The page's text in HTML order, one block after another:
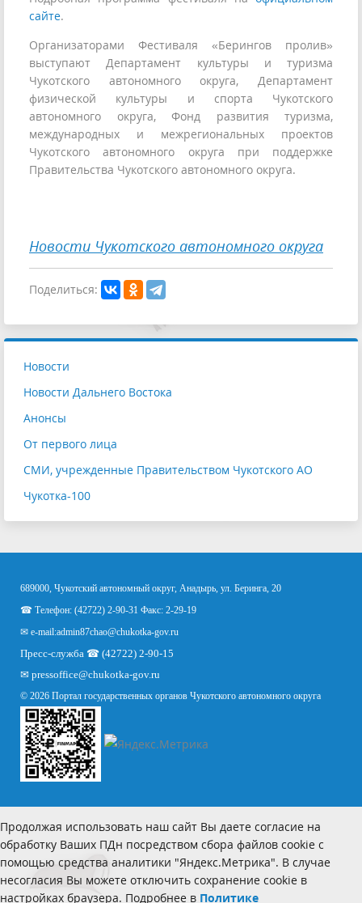
сайте.
Организаторами Фестиваля «Берингов пролив»
выступают Департамент культуры и туризма
Чукотского автономного округа, Департамент
физической культуры и спорта Чукотского
автономного округа, Фонд развития туризма,
международных и межрегиональных проектов
Чукотского автономного округа при поддержке
Правительства Чукотского автономного округа.
Новости Чукотского автономного округа
Поделиться:
Новости
Новости Дальнего Востока
Анонсы
От первого лица
СМИ, учрежденные Правительством Чукотского АО
Чукотка-100
689000, Чукотский автономный округ, Анадырь, ул. Беринга, 20
☎ Телефон: (42722) 2-90-31 Факс: 2-29-19
✉ e-mail:admin87chao@chukotka-gov.ru
Пресс-служба ☎ (42722) 2-90-15
✉ pressoffice@chukotka-gov.ru
© 2026 Портал государственных органов Чукотского автономного округа
Продолжая использовать наш сайт Вы даете согласие на
обработку Ваших ПДн посредством сбора файлов cookie с
помощью средства аналитики "Яндекс.Метрика". В случае
несогласия Вы можете отключить сохранение cookie в
настройках браузера. Подробнее в Политике